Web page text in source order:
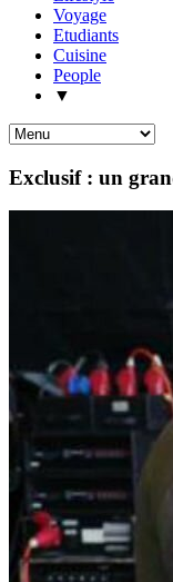
Voyage
Etudiants
Cuisine
People
▼
Exclusif : un